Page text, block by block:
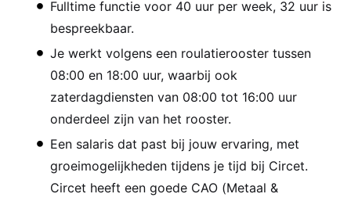
Fulltime functie voor 40 uur per week, 32 uur is
bespreekbaar.
Je werkt volgens een roulatierooster tussen
08:00 en 18:00 uur, waarbij ook
zaterdagdiensten van 08:00 tot 16:00 uur
onderdeel zijn van het rooster.
Een salaris dat past bij jouw ervaring, met
groeimogelijkheden tijdens je tijd bij Circet.
Circet heeft een goede CAO (Metaal &